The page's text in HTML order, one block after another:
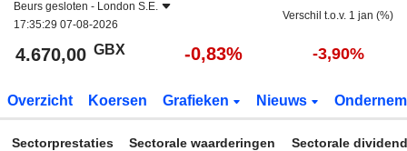
Beurs gesloten - London S.E.
17:35:29 07-08-2026
Verschil t.o.v. 1 jan (%)
4.670,00 GBX -0,83% -3,90%
Overzicht Koersen Grafieken Nieuws
Sectorprestaties Sectorale waarderingen Sectorale